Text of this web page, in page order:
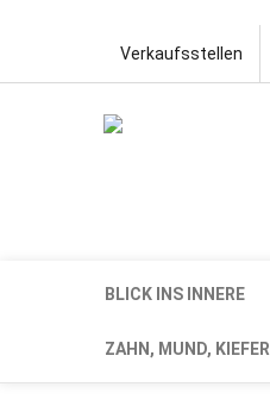
Verkaufsstellen
BLICK INS INNERE
ZAHN, MUND, KIEFER